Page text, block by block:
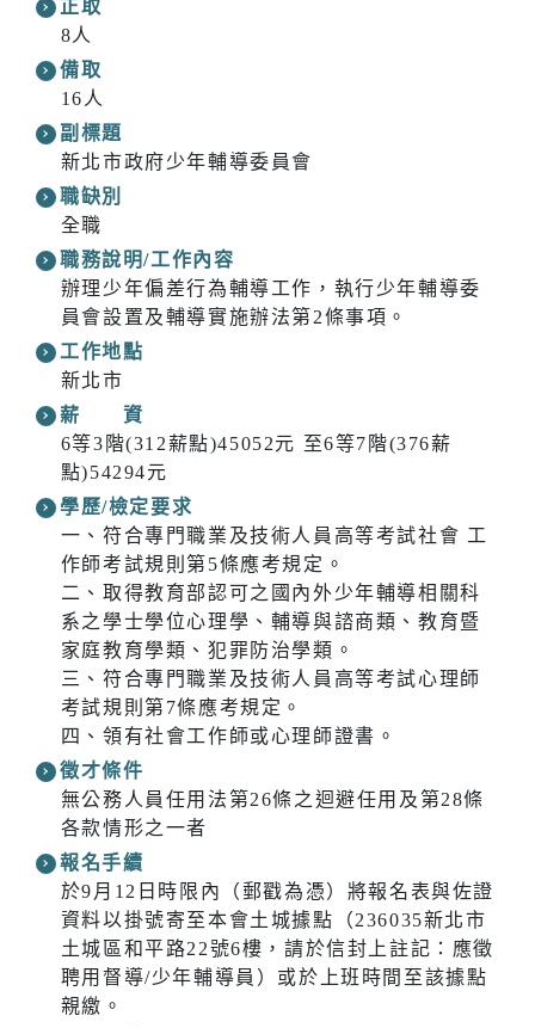
正取
8人
備取
16人
副標題
新北市政府少年輔導委員會
職缺別
全職
職務說明/工作內容
辦理少年偏差行為輔導工作，執行少年輔導委
員會設置及輔導實施辦法第2條事項。
工作地點
新北市
薪 資
6等3階(312薪點)45052元 至6等7階(376薪
點)54294元
學歷/檢定要求
一、符合專門職業及技術人員高等考試社會 工
作師考試規則第5條應考規定。
二、取得教育部認可之國內外少年輔導相關科
系之學士學位心理學、輔導與諮商類、教育暨
家庭教育學類、犯罪防治學類。
三、符合專門職業及技術人員高等考試心理師
考試規則第7條應考規定。
四、領有社會工作師或心理師證書。
徵才條件
無公務人員任用法第26條之迴避任用及第28條
各款情形之一者
報名手續
於9月12日時限內（郵戳為憑）將報名表與佐證
資料以掛號寄至本會土城據點（236035新北市
土城區和平路22號6樓，請於信封上註記：應徵
聘用督導/少年輔導員）或於上班時間至該據點
親繳。